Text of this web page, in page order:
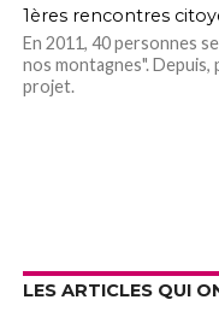
1ères rencontres
En 2011, 40 personnes
nos montagnes".
projet.
LES ARTICLES QUI